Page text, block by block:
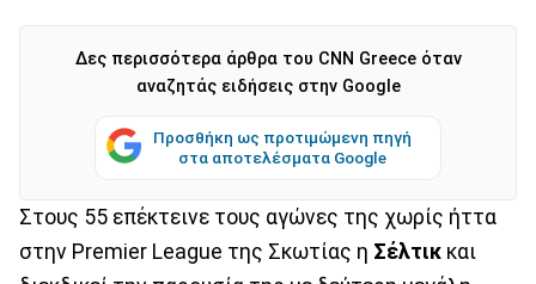
Δες περισσότερα άρθρα του CNN Greece όταν
αναζητάς ειδήσεις στην Google
Προσθήκη ως προτιμώμενη πηγή
στα αποτελέσματα Google
Στους 55 επέκτεινε τους αγώνες της χωρίς ήττα
στην Premier League της Σκωτίας η Σέλτικ και